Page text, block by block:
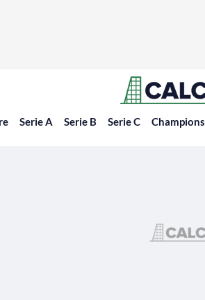
Serie A Serie B Serie C Champions